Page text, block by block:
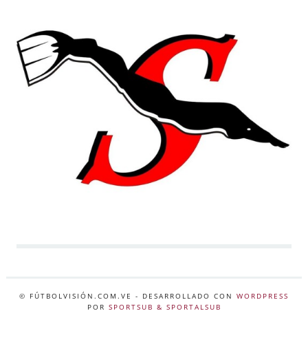
© FÚTBOLVISIÓN.COM.VE - DESARROLLADO CON WORDPRESS
POR SPORTSUB & SPORTALSUB